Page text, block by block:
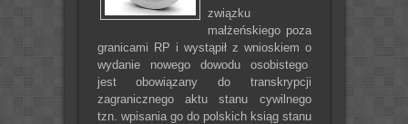
związku
małżeńskiego poza
granicami RP i wystąpił z wnioskiem o
wydanie nowego dowodu osobistego
jest obowiązany do transkrypcji
zagranicznego aktu stanu cywilnego
tzn. wpisania go do polskich ksiąg stanu